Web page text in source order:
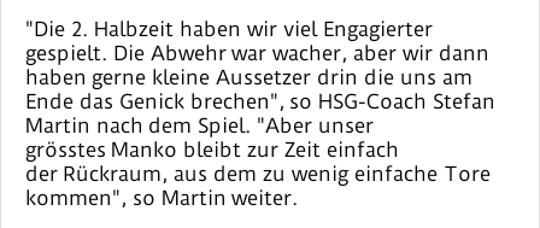
"Die 2. Halbzeit haben wir viel Engagierter
gespielt. Die Abwehr war wacher, aber wir dann
haben gerne kleine Aussetzer drin die uns am
Ende das Genick brechen", so HSG-Coach Stefan
Martin nach dem Spiel. "Aber unser
grösstes Manko bleibt zur Zeit einfach
der Rückraum, aus dem zu wenig einfache Tore
kommen", so Martin weiter.